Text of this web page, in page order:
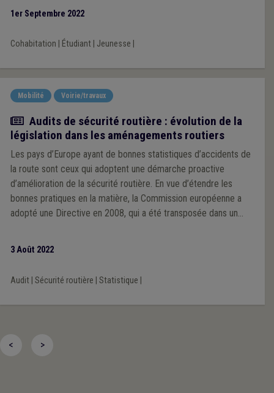
aux défis du logement de demain.
1er Septembre 2022
Cohabitation Étudiant| Jeunesse
Mobilité Voirie/travaux
Actualité
Audits de sécurité routière : évolution de la
législation dans les aménagements routiers
Les pays d’Europe ayant de bonnes statistiques d’accidents de
la route sont ceux qui adoptent une démarche proactive
d’amélioration de la sécurité routière. En vue d’étendre les
bonnes pratiques en la matière, la Commission européenne a
adopté une Directive en 2008, qui a été transposée dans un
3 Août 2022
Audit| Sécurité routière Statistique
< >